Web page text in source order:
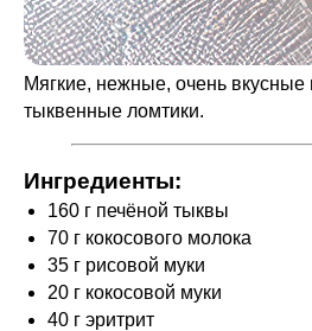
Мягкие, нежные, очень вкусные
тыквенные ломтики.
Ингредиенты:
160 г печёной тыквы
70 г кокосового молока
35 г рисовой муки
20 г кокосовой муки
40 г эритрит